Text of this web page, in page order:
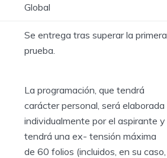
Global
Se entrega tras superar la primera
prueba.
La programación, que tendrá
carácter personal, será elaborada
individualmente por el aspirante y
tendrá una ex- tensión máxima
de 60 folios (incluidos, en su caso,